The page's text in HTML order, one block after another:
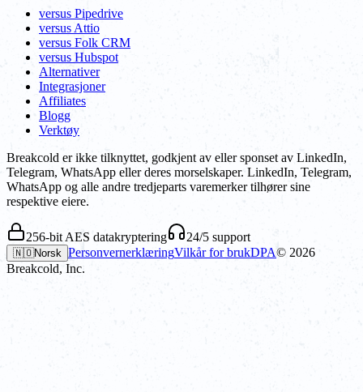
versus Pipedrive
versus Attio
versus Folk CRM
versus Hubspot
Alternativer
Integrasjoner
Affiliates
Blogg
Verktøy
Breakcold er ikke tilknyttet, godkjent av eller sponset av LinkedIn,
Telegram, WhatsApp eller deres morselskaper. LinkedIn, Telegram,
WhatsApp og alle andre tredjeparts varemerker tilhører sine
respektive eiere.
256-bit AES datakryptering 24/5 support
🇳🇴Norsk PersonvernerklæringVilkår for brukDPA© 2026
Breakcold, Inc.